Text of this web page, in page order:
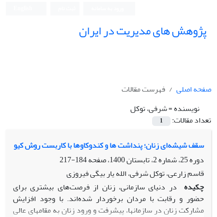
پژوهش های مدیریت در ایران
صفحه اصلی
فهرست مقالات
نویسنده =شرفی، توکل
تعداد مقالات:
1
سقف شیشه‌ای زنان؛ پنداشت ها و کندوکاوها با کاربست روش کیو
دوره 25، شماره 2، تابستان 1400، صفحه
184-217
قاسم زارعی، توکل شرفی، الله یار بیگی فیروزی
چکیده در دنیای سازمانی، زنان از فرصت‌های بیشتری برای
حضور و رقابت با مردان برخوردار شده‌اند. با وجود افزایش
مشارکت زنان در سازمان­ها، پیشرفت و ورود زنان به مقام­های عالی